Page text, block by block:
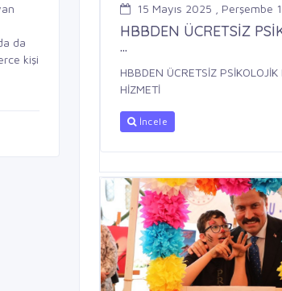
da
kişi
15 Mayıs 2025 , Perşembe
HBBDEN ÜCRETSİZ
...
HBBDEN ÜCRETSİZ PSİKOLOJİK
HİZMETİ
İncele